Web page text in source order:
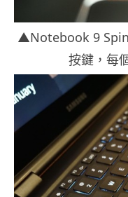
▲Notebook 9 Spin
按鍵，每